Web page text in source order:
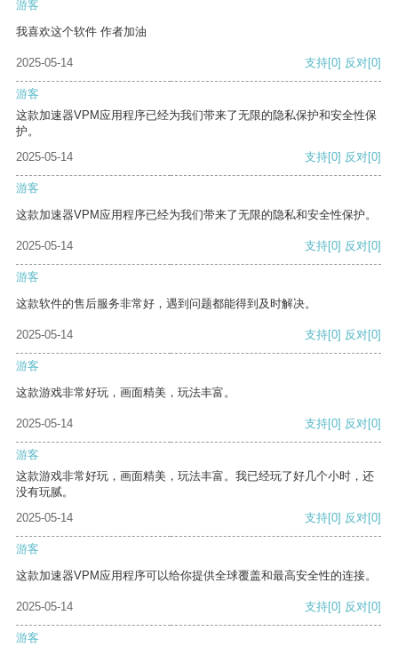
游客
我喜欢这个软件 作者加油
2025-05-14 支持[0] 反对[0]
游客
这款加速器VPM应用程序已经为我们带来了无限的隐私保护和安全性保
护。
2025-05-14
支持[0] 反对[0]
游客
这款加速器VPM应用程序已经为我们带来了无限的隐私和安全性保护。
2025-05-14 支持[0] 反对[0]
游客
这款软件的售后服务非常好，遇到问题都能得到及时解决。
2025-05-14 支持[0] 反对[0]
游客
这款游戏非常好玩，画面精美，玩法丰富。
2025-05-14 支持[0] 反对[0]
游客
这款游戏非常好玩，画面精美，玩法丰富。我已经玩了好几个小时，还
没有玩腻。
2025-05-14
支持[0] 反对[0]
游客
这款加速器VPM应用程序可以给你提供全球覆盖和最高安全性的连接。
2025-05-14 支持[0] 反对[0]
游客